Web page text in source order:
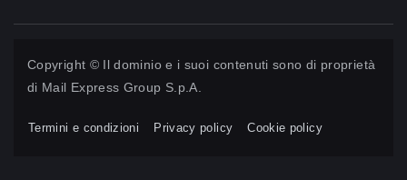
Copyright © Il dominio e i suoi contenuti sono di proprietà
di Mail Express Group S.p.A.
Termini e condizioni Privacy policy Cookie policy